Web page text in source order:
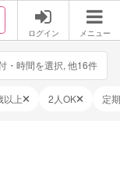
ログイン メニュー
・時間を選択, 他16件
以上 2人OK 定